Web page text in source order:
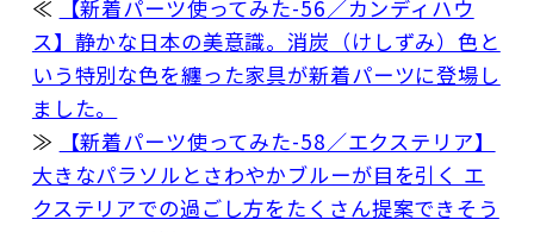
≪
【新着パーツ使ってみた-56／カンディハウ
ス】静かな日本の美意識。消炭（けしずみ）色と
いう特別な色を纏った家具が新着パーツに登場し
ました。
≫
【新着パーツ使ってみた-58／エクステリア】
大きなパラソルとさわやかブルーが目を引く エ
クステリアでの過ごし方をたくさん提案できそう